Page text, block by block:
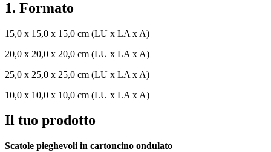
1. Formato
15,0 x 15,0 x 15,0 cm (LU x LA x A)
20,0 x 20,0 x 20,0 cm (LU x LA x A)
25,0 x 25,0 x 25,0 cm (LU x LA x A)
10,0 x 10,0 x 10,0 cm (LU x LA x A)
Il tuo prodotto
Scatole pieghevoli in cartoncino ondulato